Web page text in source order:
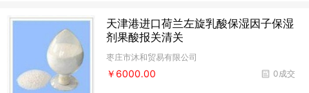
天津港进口荷兰左旋乳酸保湿因子保湿
剂果酸报关清关
枣庄市沐和贸易有限公司
0成交
￥6000.00